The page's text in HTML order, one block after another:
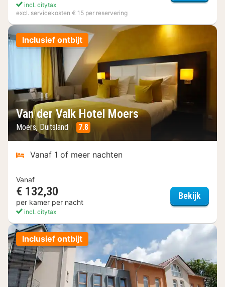
incl. citytax
excl. servicekosten € 15 per reservering
Inclusief ontbijt
Van der Valk Hotel Moers
Moers, Duitsland 7.8
Vanaf 1 of meer nachten
Vanaf
€ 132,30
per kamer per nacht
incl. citytax
Bekijk
Inclusief ontbijt